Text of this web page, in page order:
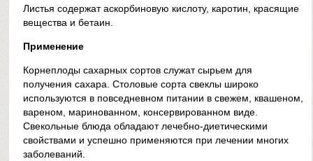
Листья содержат аскорбиновую кислоту, каротин, красящие
вещества и бетаин.
Применение
Корнеплоды сахарных сортов служат сырьем для
получения сахара. Столовые сорта свеклы широко
используются в повседневном питании в свежем, квашеном,
вареном, маринованном, консервированном виде.
Свекольные блюда обладают лечебно-диетическими
свойствами и успешно применяются при лечении многих
заболеваний.